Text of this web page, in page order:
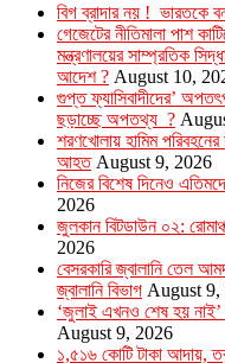
বিগ ব্রাদার নয় ! ভারতকে
গেজেটের নীতিমালা পাশ
মন্ত্রণালয়ের সাম্প্রতিক
আদেশ ? August 10,
গুপ্ত ফ্যাসিবাদীদের’
ছড়াচ্ছে অপতথ্য ?
শরণখোলায় হামিম
আহত August 9, 2026
নিজের বিশেষ দিনেও
2026
জুলকান বিটডাউন ০২:
2026
বেসরকারি জ্বালানি তেল
জ্বালানি বিভাগ August 9,
‘জুলাই এখনও শেষ হয় নাই’
August 9, 2026
১,৫১৬ কোটি টাকা আদায়,